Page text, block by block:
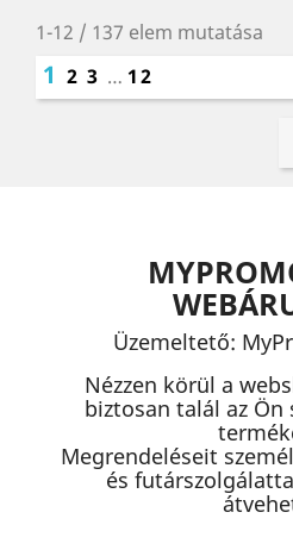
1-12 / 137 elem mutatása
1 2 3 … 12
Üzemeltető:
Nézzen körül a
biztosan talál az Ön
Megrendeléseit
és